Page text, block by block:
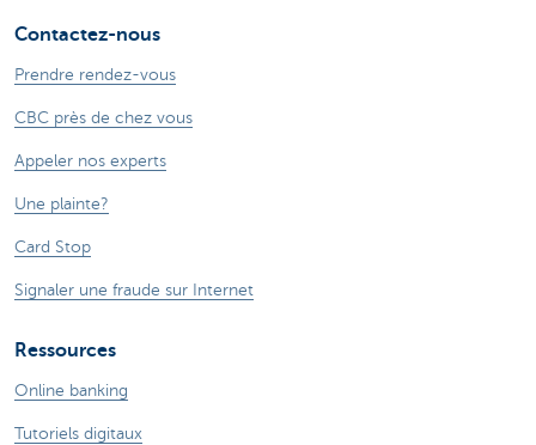
Contactez-nous
Prendre rendez-vous
CBC près de chez vous
Appeler nos experts
Une plainte?
Card Stop
Signaler une fraude sur Internet
Ressources
Online banking
Tutoriels digitaux